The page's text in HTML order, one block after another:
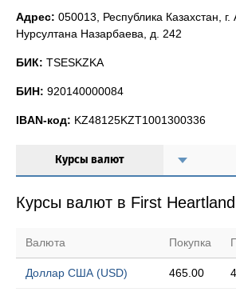
Адрес: 050013, Республика Казахстан,
Нурсултана Назарбаева, д. 242
БИК: TSESKZKA
БИН: 920140000084
IBAN-код: KZ48125KZT1001300336
Курсы валют
Курсы валют в First
Валюта Покупка
Доллар США (USD) 465.00